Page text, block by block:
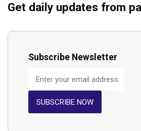
Get daily updates from
Subscribe Newsletter
SUBSCRIBE NOW